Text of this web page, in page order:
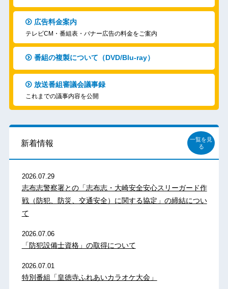
広告料金案内
テレビCM・番組表・バナー広告の料金をご案内
番組の複製について（DVD/Blu-ray）
放送番組審議会議事録
これまでの議事内容を公開
新着情報
一覧を見
る
2026.07.29
志布志警察署との「志布志・大崎安全安心スリーガード作
戦（防犯、防災、交通安全）に関する協定」の締結につい
て
2026.07.06
「防犯設備士資格」の取得について
2026.07.01
特別番組「皇徳寺ふれあいカラオケ大会」